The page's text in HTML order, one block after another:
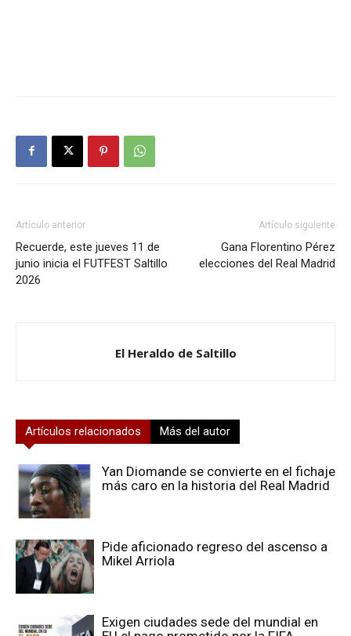
Artículo anterior
Recuerde, este jueves 11 de
junio inicia el FUTFEST Saltillo
2026
Artículo siguiente
Gana Florentino Pérez
elecciones del Real Madrid
El Heraldo de Saltillo
Artículos relacionados Más del autor
Yan Diomande se convierte en el fichaje
más caro en la historia del Real Madrid
Pide aficionado regreso del ascenso a
Mikel Arriola
Exigen ciudades sede del mundial en